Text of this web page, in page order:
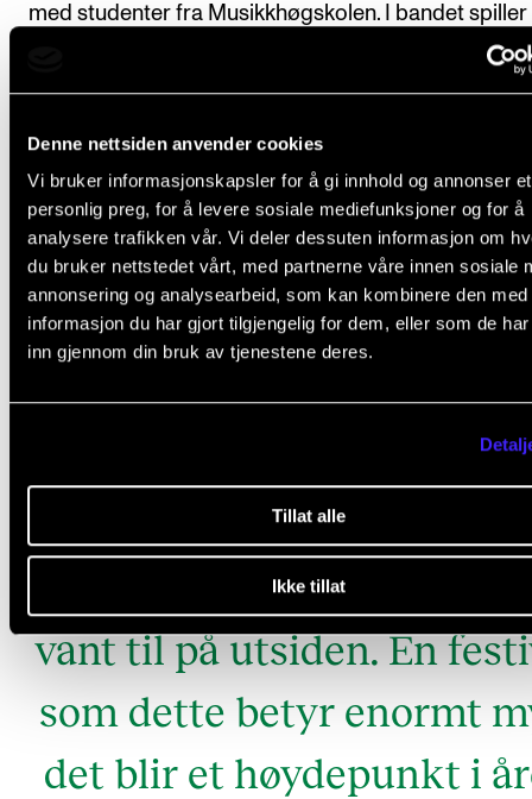
Denne nettsiden anvender cookies
Vi bruker informasjonskapsler for å gi innhold og annonser et
personlig preg, for å levere sosiale mediefunksjoner og for å
analysere trafikken vår. Vi deler dessuten informasjon om
du bruker nettstedet vårt, med partnerne våre innen sosiale
annonsering og analysearbeid, som kan kombinere den med
informasjon du har gjort tilgjengelig for dem, eller som de
inn gjennom din bruk av tjenestene deres.
Tillat alle
Ikke tillat
med studenter fra Musikkhøgskolen. I bandet spiller
stramme virkeligheten vi har, men en totalt
opplevelse. For selv om kroppen er i fengsel, kan
ånden være fri. Når det indre blomstrer blir friheten
sier Kevin.
Det er vanskelig for folk
skjønne hva det betyr å
fengsel. Vi blir fratatt 90
prosent av det vi har
vant til på utsiden. En
som dette betyr enormt
det blir et høydepunkt i